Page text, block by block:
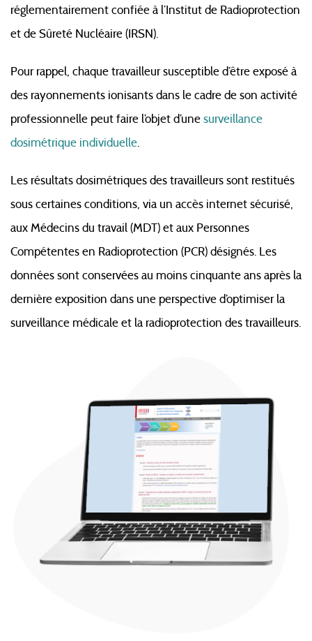
réglementairement confiée à l’Institut de Radioprotection
et de Sûreté Nucléaire (IRSN).
Pour rappel, chaque travailleur susceptible d’être exposé à
des rayonnements ionisants dans le cadre de son activité
professionnelle peut faire l’objet d’unesurveillance
dosimétrique individuelle.
Les résultats dosimétriques des travailleurs sont restitués
sous certaines conditions, via un accès internet sécurisé,
aux Médecins du travail (MDT) et aux Personnes
Compétentes en Radioprotection (PCR) désignés. Les
données sont conservées au moins cinquante ans après la
dernière exposition dans une perspective d’optimiser la
surveillance médicale et la radioprotection des travailleurs.